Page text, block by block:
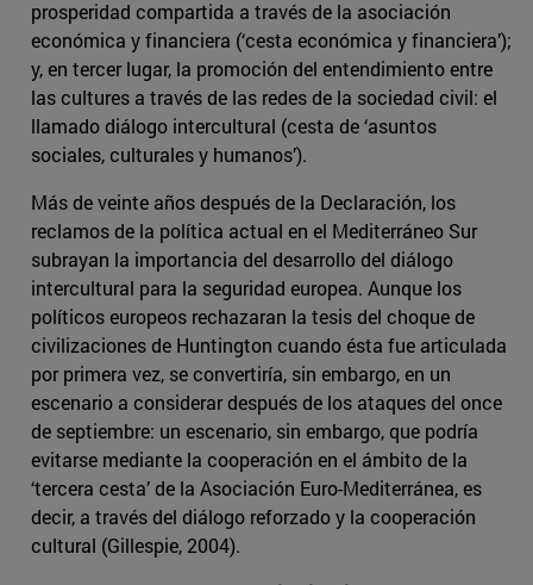
prosperidad compartida a través de la asociación
económica y financiera (‘cesta económica y financiera’);
y, en tercer lugar, la promoción del entendimiento entre
las cultures a través de las redes de la sociedad civil: el
llamado diálogo intercultural (cesta de ‘asuntos
sociales, culturales y humanos’).
Más de veinte años después de la Declaración, los
reclamos de la política actual en el Mediterráneo Sur
subrayan la importancia del desarrollo del diálogo
intercultural para la seguridad europea. Aunque los
políticos europeos rechazaran la tesis del choque de
civilizaciones de Huntington cuando ésta fue articulada
por primera vez, se convertiría, sin embargo, en un
escenario a considerar después de los ataques del once
de septiembre: un escenario, sin embargo, que podría
evitarse mediante la cooperación en el ámbito de la
‘tercera cesta’ de la Asociación Euro-Mediterránea, es
decir, a través del diálogo reforzado y la cooperación
cultural (Gillespie, 2004).